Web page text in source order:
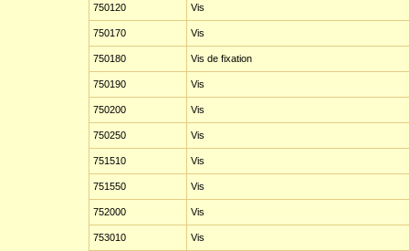
750120 Vis
750170 Vis
750180 Vis de fixation
750190 Vis
750200 Vis
750250 Vis
751510 Vis
751550 Vis
752000 Vis
753010 Vis